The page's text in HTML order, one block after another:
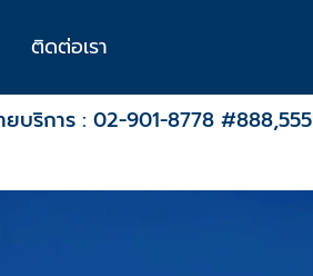
ติดต่อเรา
ยบริการ : 02-901-8778 #888,555